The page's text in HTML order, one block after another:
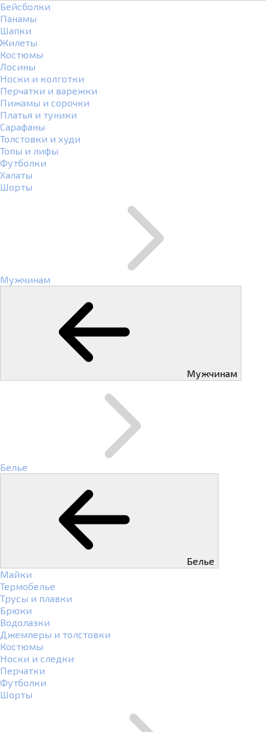
Бейсболки
Панамы
Шапки
Жилеты
Костюмы
Лосины
Носки и колготки
Перчатки и варежки
Пижамы и сорочки
Платья и туники
Сарафаны
Толстовки и худи
Топы и лифы
Футболки
Халаты
Шорты
Мужчинам
Мужчинам
Белье
Белье
Майки
Термобелье
Трусы и плавки
Брюки
Водолазки
Джемперы и толстовки
Костюмы
Носки и следки
Перчатки
Футболки
Шорты